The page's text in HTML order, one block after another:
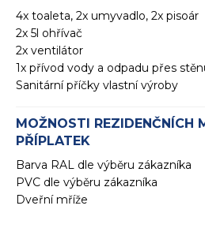
4x toaleta, 2x umyvadlo, 2x pisoár
2x 5l ohřívač
2x ventilátor
1x přívod vody a odpadu přes
Sanitární příčky vlastní výroby
MOŽNOSTI REZIDENČNÍCH
PŘÍPLATEK
Barva RAL dle výběru zákazníka
PVC dle výběru zákazníka
Dveřní mříže